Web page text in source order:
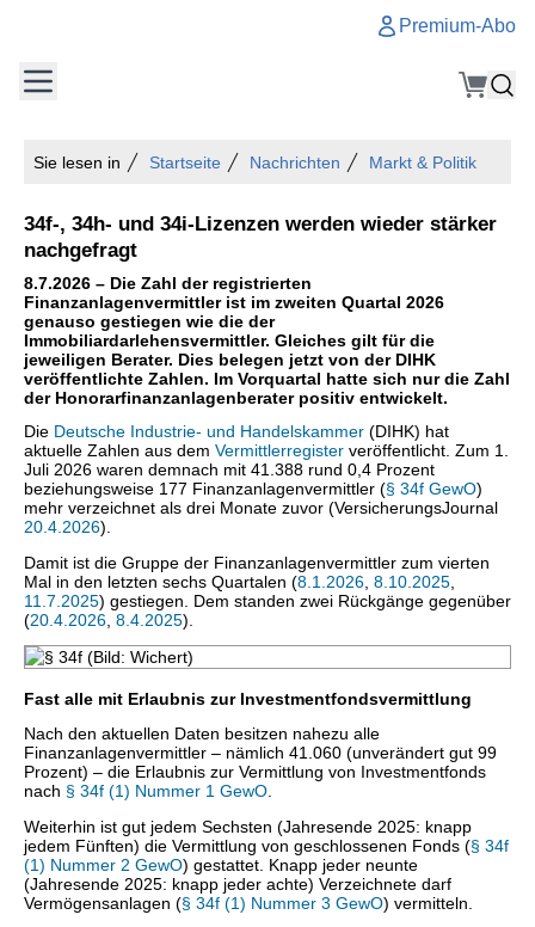
Premium-Abo
Sie lesen in Startseite Nachrichten Markt & Politik
34f-, 34h- und 34i-Lizenzen werden wieder stärker
nachgefragt
8.7.2026 – Die Zahl der registrierten
Finanzanlagenvermittler ist im zweiten Quartal 2026
genauso gestiegen wie die der
Immobiliardarlehensvermittler. Gleiches gilt für die
jeweiligen Berater. Dies belegen jetzt von der DIHK
veröffentlichte Zahlen. Im Vorquartal hatte sich nur die Zahl
der Honorarfinanzanlagenberater positiv entwickelt.
Die Deutsche Industrie- und Handelskammer (DIHK) hat
aktuelle Zahlen aus dem Vermittlerregister veröffentlicht. Zum 1.
Juli 2026 waren demnach mit 41.388 rund 0,4 Prozent
beziehungsweise 177 Finanzanlagenvermittler (§ 34f GewO)
mehr verzeichnet als drei Monate zuvor (VersicherungsJournal
20.4.2026).
Damit ist die Gruppe der Finanzanlagenvermittler zum vierten
Mal in den letzten sechs Quartalen (8.1.2026 8.10.2025
11.7.2025) gestiegen. Dem standen zwei Rückgänge gegenüber
(20.4.2026 8.4.2025).
Fast alle mit Erlaubnis zur Investmentfondsvermittlung
Nach den aktuellen Daten besitzen nahezu alle
Finanzanlagenvermittler – nämlich 41.060 (unverändert gut 99
Prozent) – die Erlaubnis zur Vermittlung von Investmentfonds
nach § 34f (1) Nummer 1 GewO
Weiterhin ist gut jedem Sechsten (Jahresende 2025: knapp
jedem Fünften) die Vermittlung von geschlossenen Fonds (§ 34f
(1) Nummer 2 GewO) gestattet. Knapp jeder neunte
(Jahresende 2025: knapp jeder achte) Verzeichnete darf
Vermögensanlagen (§ 34f (1) Nummer 3 GewO) vermitteln.